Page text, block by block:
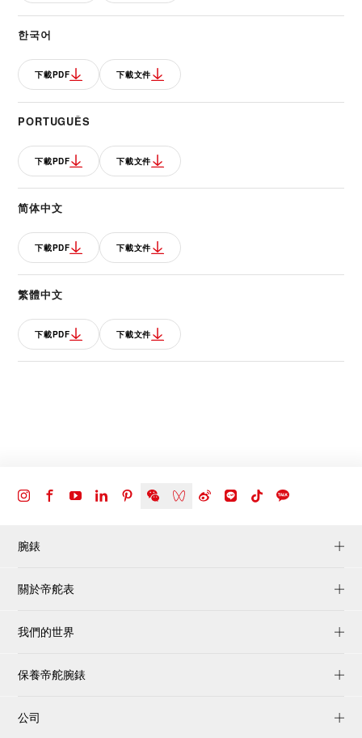
한국어
下載PDF 下載文件
PORTUGUÊS
下載PDF 下載文件
简体中文
下載PDF 下載文件
繁體中文
下載PDF 下載文件
腕錶
關於帝舵表
我們的世界
保養帝舵腕錶
公司